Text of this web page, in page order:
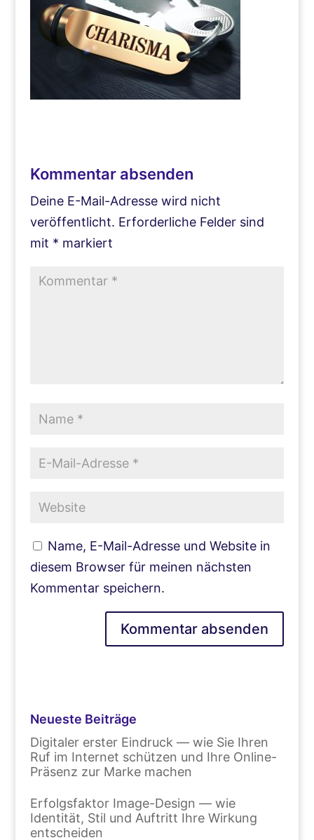
Kommentar absenden
Deine E-Mail-Adresse wird nicht
veröffentlicht. Erforderliche Felder sind
mit * markiert
Name, E-Mail-Adresse und Website in
diesem Browser für meinen nächsten
Kommentar speichern.
Neueste Beiträge
Digitaler erster Eindruck — wie Sie Ihren
Ruf im Internet schützen und Ihre Online-
Präsenz zur Marke machen
Erfolgsfaktor Image-Design — wie
Identität, Stil und Auftritt Ihre Wirkung
entscheiden